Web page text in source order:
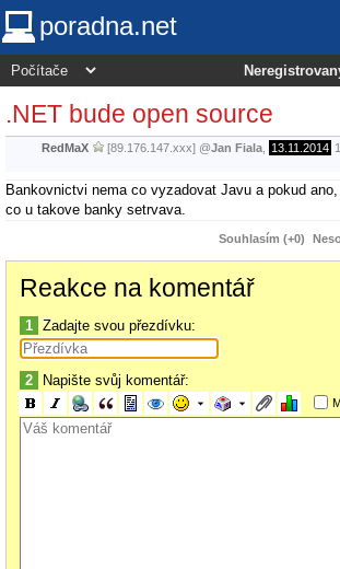
poradna.net
.NET bude open source
RedMaX [89.176.147.xxx] @Jan Fiala 13.11.2014
Bankovnictvi nema co vyzadovat Javu a pokud
co u takove banky setrvava.
Souhlasím (+0)
Reakce na komentář
1 Zadajte svou přezdívku:
2 Napište svůj komentář: